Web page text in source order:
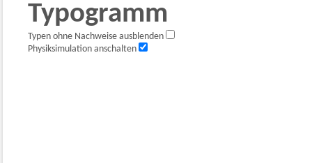
Typogramm
Typen ohne Nachweise ausblenden
Physiksimulation anschalten